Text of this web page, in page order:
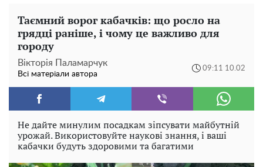
Таємний ворог кабачків: що росло на
грядці раніше, і чому це важливо для
городу
Вікторія Паламарчук
Всі матеріали автора
09:11 10.02
Не дайте минулим посадкам зіпсувати майбутній
урожай. Використовуйте наукові знання, і ваші
кабачки будуть здоровими та багатими